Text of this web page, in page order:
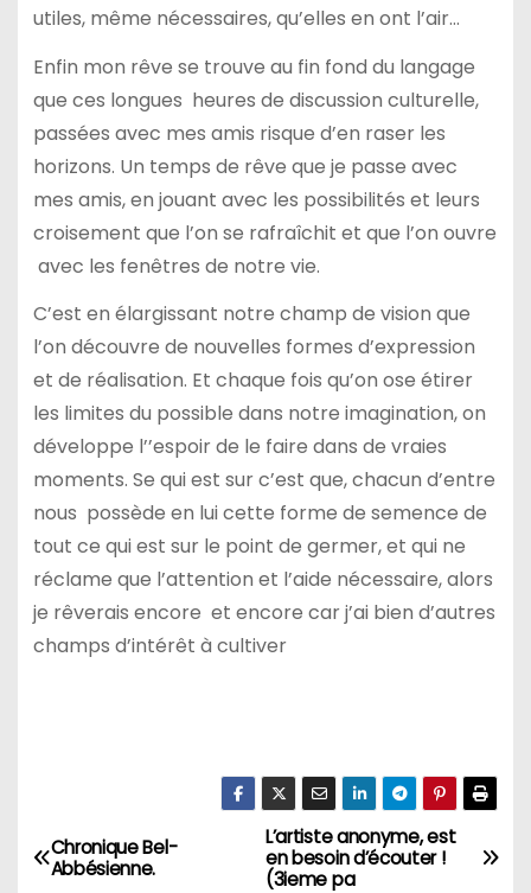
utiles, même nécessaires, qu’elles en ont l’air…
Enfin mon rêve se trouve au fin fond du langage
que ces longues heures de discussion culturelle,
passées avec mes amis risque d’en raser les
horizons. Un temps de rêve que je passe avec
mes amis, en jouant avec les possibilités et leurs
croisement que l’on se rafraîchit et que l’on ouvre
avec les fenêtres de notre vie.
C’est en élargissant notre champ de vision que
l’on découvre de nouvelles formes d’expression
et de réalisation. Et chaque fois qu’on ose étirer
les limites du possible dans notre imagination, on
développe l’’espoir de le faire dans de vraies
moments. Se qui est sur c’est que, chacun d’entre
nous possède en lui cette forme de semence de
tout ce qui est sur le point de germer, et qui ne
réclame que l’attention et l’aide nécessaire, alors
je rêverais encore et encore car j’ai bien d’autres
champs d’intérêt à cultiver
N
L’artiste anonyme, est
en besoin d’écouter !
(3ieme pa
Chronique Bel-
Abbésienne.